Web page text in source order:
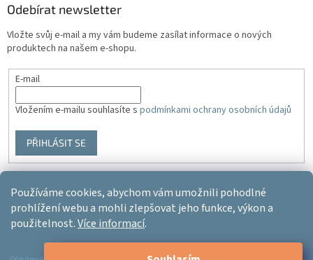
Používáme cookies, abychom vám umožnili pohodlné
prohlížení webu a mohli zlepšovat jeho funkce, výkon a
použitelnost.Více informací.
Odebírat newsletter
Vložte svůj e-mail a my vám budeme zasílat informace o nových
produktech na našem e-shopu.
E-mail
Vložením e-mailu souhlasíte s podmínkami ochrany osobních údajů
PŘIHLÁSIT SE
Vytvořil Shoptet
Copyright 2026Ergo-product. Všechna práva vyhrazena.Upravit